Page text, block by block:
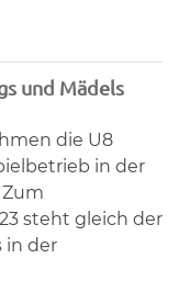
und Mädels
die U8
in der
steht gleich der
in der